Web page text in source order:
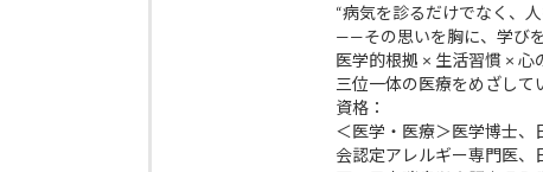
“病気を診るだけでなく、
——その思いを胸に、学びを
医学的根拠 × 生活習慣 × 心
三位一体の医療をめざして
資格：
＜医学・医療＞医学博士、
会認定アレルギー専門医